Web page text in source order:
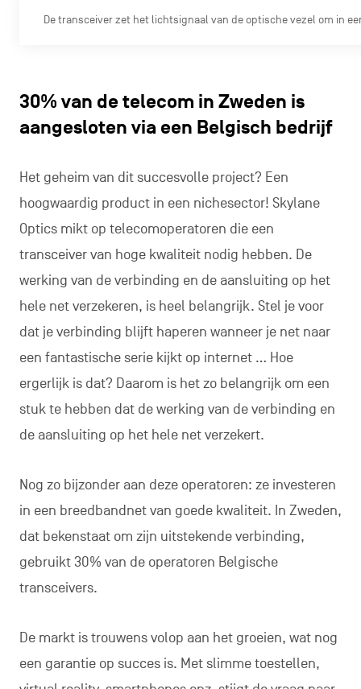
De transceiver zet het lichtsignaal van de optische vezel om in
30% van de telecom in Zweden is
aangesloten via een Belgisch bedrijf
Het geheim van dit succesvolle project? Een
hoogwaardig product in een nichesector! Skylane
Optics mikt op telecomoperatoren die een
transceiver van hoge kwaliteit nodig hebben. De
werking van de verbinding en de aansluiting op het
hele net verzekeren, is heel belangrijk. Stel je voor
dat je verbinding blijft haperen wanneer je net naar
een fantastische serie kijkt op internet … Hoe
ergerlijk is dat? Daarom is het zo belangrijk om een
stuk te hebben dat de werking van de verbinding en
de aansluiting op het hele net verzekert.
Nog zo bijzonder aan deze operatoren: ze investeren
in een breedbandnet van goede kwaliteit. In Zweden,
dat bekenstaat om zijn uitstekende verbinding,
gebruikt 30% van de operatoren Belgische
transceivers.
De markt is trouwens volop aan het groeien, wat nog
een garantie op succes is. Met slimme toestellen,